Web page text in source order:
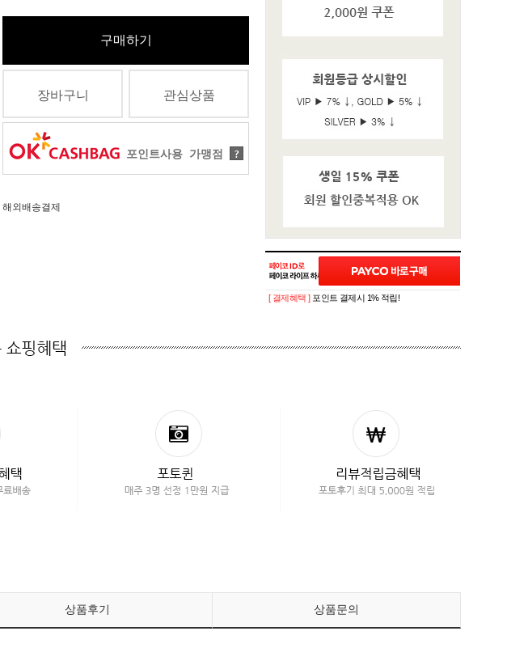
구매하기
장바구니 관심상품
포인트사용 가맹점 ?
해외배송결제
[ 결제혜택 ] 포인트 결제시 1% 적립!
상품후기 상품문의